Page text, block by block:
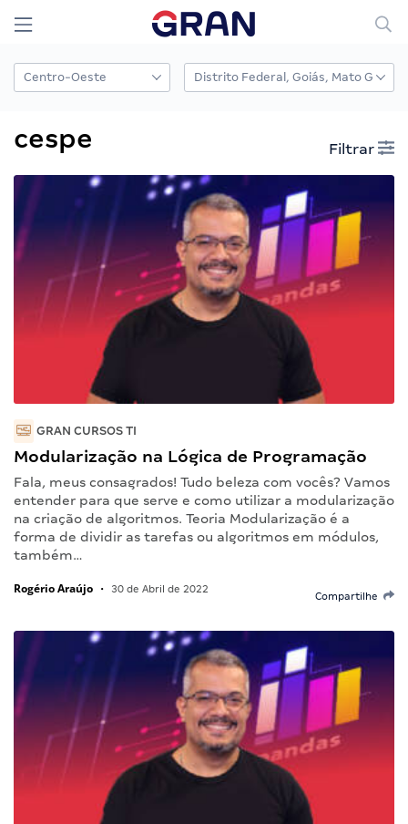
cespe Filtrar
GRAN CURSOS TI
Modularização na Lógica de Programação
Fala, meus consagrados! Tudo beleza com vocês? Vamos
entender para que serve e como utilizar a modularização
na criação de algoritmos. Teoria Modularização é a
forma de dividir as tarefas ou algoritmos em módulos,
também…
Rogério Araújo • 30 de Abril de 2022
Compartilhe